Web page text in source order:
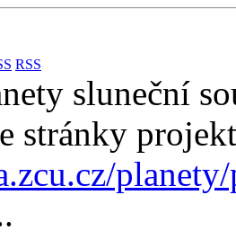
RSS
sluneční
stránky